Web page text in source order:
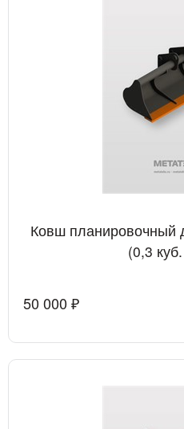
Ковш планировочный
(0,3
50 000 ₽